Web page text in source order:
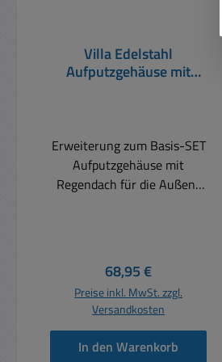
Villa Edelstahl
Aufputzgehäuse mit
Erweiterung zum Basis-SET
Aufputzgehäuse mit
Regendach für die Außen-
Kabeleinführung rückseitig
Abmessungen
196x123x48/58mm
Material Edelstahl Rostfrei
Regulärer Preis:
68,95 €
Preise inkl. MwSt. zzgl.
Versandkosten
In den Warenkorb